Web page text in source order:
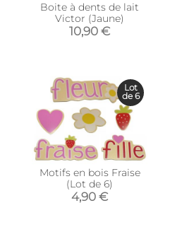
Boite à dents de lait
Victor (Jaune)
10,90 €
Motifs en bois Fraise
(Lot de 6)
4,90 €
Lot
de 6